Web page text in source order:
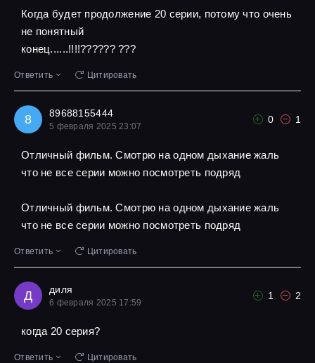
Когда будет продолжение 20 серии, потому что очень
не понятный
конец......!!!!?????? ???
Ответить Цитировать
8 89688155444
5 февраля 2025 23:07
0 1
Отличный фильм. Смотрю на одном дыхание жаль
что не все серии можно посмотреть подряд
Отличный фильм. Смотрю на одном дыхание жаль
что не все серии можно посмотреть подряд
Ответить Цитировать
Д диля
6 февраля 2025 17:59
1 2
когда 20 серия?
Ответить Цитировать